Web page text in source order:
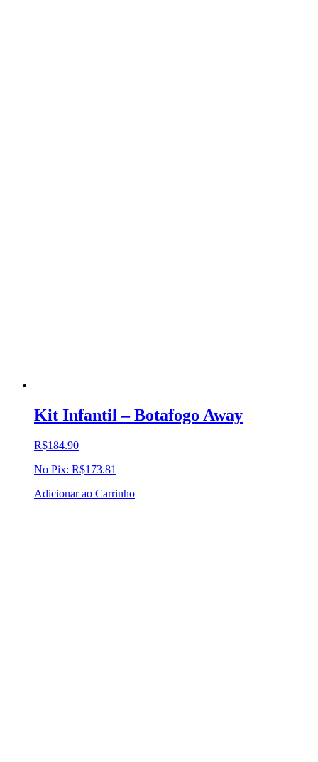
Kit Infantil – Botafogo Away
R$184.90
No Pix: R$173.81
Adicionar ao Carrinho